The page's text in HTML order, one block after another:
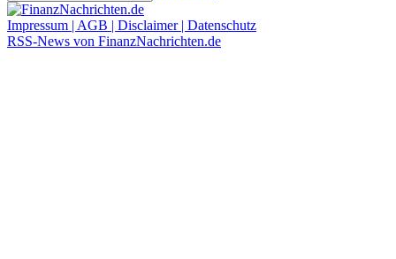
Impressum | AGB | Disclaimer | Datenschutz
RSS-News von FinanzNachrichten.de